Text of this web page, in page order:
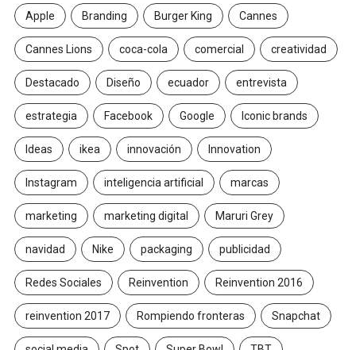
Apple Branding Burger King Cannes
Cannes Lions coca-cola comercial creatividad
Destacado Diseño ecuador entrevista
estrategia Facebook Google Iconic brands
Ideas ikea innovación Innovation
Instagram inteligencia artificial marcas
marketing marketing digital Maruri Grey
navidad Nike packaging publicidad
Redes Sociales Reinvention Reinvention 2016
reinvention 2017 Rompiendo fronteras Snapchat